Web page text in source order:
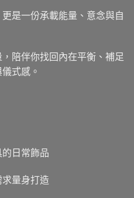
是一份承載能量、意念與自
陪伴你找回內在平衡、補足
式感。
日常飾品
量身打造